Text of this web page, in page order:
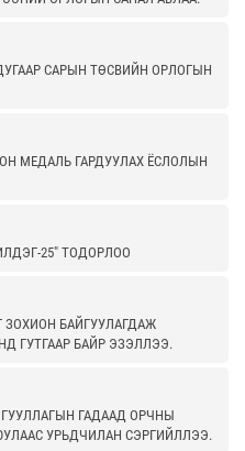
САРЫН ТӨСВИЙН ОРЛОГЫН
МЕДАЛЬ ГАРДУУЛАХ ЁСЛОЛЫН
25" ТОДОРЛОО
БАЙГУУЛАГДАЖ
ГУТГААР БАЙР ЭЗЭЛЛЭЭ.
ГАДААД ОРЧНЫ
УРЬДЧИЛАН СЭРГИЙЛЛЭЭ.